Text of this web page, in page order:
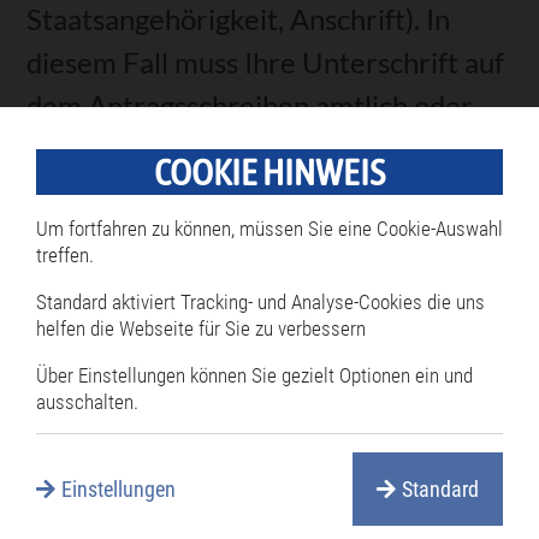
Staatsangehörigkeit, Anschrift). In
diesem Fall muss Ihre Unterschrift auf
dem Antragsschreiben amtlich oder
öffentlich beglaubigt sein. Es wird
empfohlen, sich - auch wegen der
Gebührenbegleichung - vor der
zuständigen Meldebehörde in
Verbindung zu setzen.
Über dasOnlineportal direkt beim
Bundesamt für Justiz
. Für die Online-
Beantragung benötigen Sie:
COOKIE HINWEIS
Um fortfahren zu können, müssen Sie eine Cookie-Auswahl
treffen.
Standard aktiviert Tracking- und Analyse-Cookies die uns
helfen die Webseite für Sie zu verbessern
Über Einstellungen können Sie gezielt Optionen ein und
ausschalten.
Einstellungen Standard